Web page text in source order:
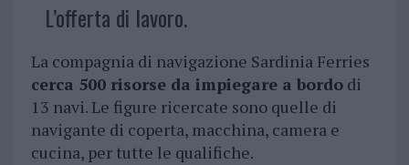
L’offerta di lavoro.
La compagnia di navigazione Sardinia Ferries
cerca 500 risorse da impiegare a bordodi
13 navi. Le figure ricercate sono quelle di
navigante di coperta, macchina, camera e
cucina, per tutte le qualifiche.